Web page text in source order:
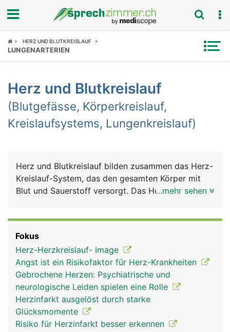
Fokus
Symptome
Untersuchungen
Ratgeber
Rubriken
HERZ UND BLUTKREISLAUF
LUNGENARTERIEN
Herz und Blutkreislauf
(Blutgefässe, Körperkreislauf,
Kreislaufsystems, Lungenkreislauf)
Herz und Blutkreislauf bilden zusammen das Herz-
Kreislauf-System, das den gesamten Körper mit
Blut und Sauerstoff versorgt. Das Herz ist dabei
den lebensnotwendigen Sauerstoff anzureichern.
Herz, Blutkreislauf und Lunge bilden daher eine
Funktionseinheit. Alle Blutgefässe, die das Blut
vom Herz wegleiten, heissen Arterien; alle
Blutgefässe, die das Blut zum Herz hinführen,
heissen Venen. Genau genommen hat der Körper
zwei ineinandergreifende Blutkreisläufe: den
grossen Körperkreislauf und den kleineren
...mehr sehen
Fokus
Herz-Herzkreislauf- Image
Angst ist ein Risikofaktor für Herz-Krankheiten
Gebrochene Herzen: Psychiatrische und
neurologische Leiden spielen eine Rolle
Herzinfarkt ausgelöst durch starke
Glücksmomente
Risiko für Herzinfarkt besser erkennen